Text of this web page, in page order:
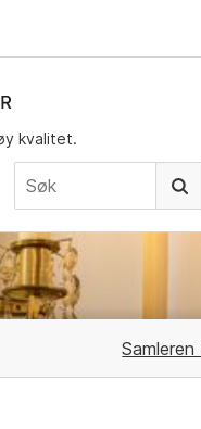
kvalitet.